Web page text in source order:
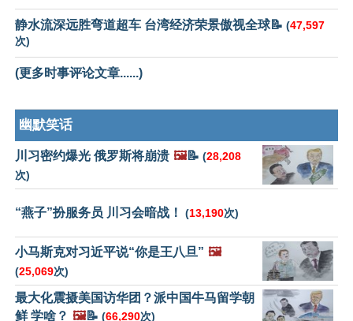
静水流深远胜弯道超车 台湾经济荣景傲视全球📝 (47,597
次)
(更多时事评论文章......)
幽默笑话
川习密约爆光 俄罗斯将崩溃 🖼️📝 (28,208
次)
“燕子”扮服务员 川习会暗战！ (13,190次)
小马斯克对习近平说“你是王八旦” 🖼️
(25,069次)
最大化震摄美国访华团？派中国牛马留学朝
鲜 学啥？ 🖼️📝 (66,290次)